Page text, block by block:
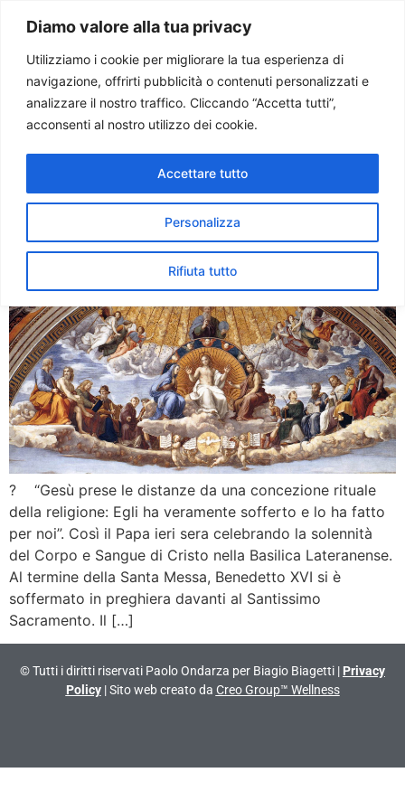
Diamo valore alla tua privacy
Utilizziamo i cookie per migliorare la tua esperienza di
navigazione, offrirti pubblicità o contenuti personalizzati e
analizzare il nostro traffico. Cliccando “Accetta tutti”,
acconsenti al nostro utilizzo dei cookie.
Personalizza
Rifiuta tutto
Accettare tutto
Paolo Ondarza
Tag:santissimo
Festa del Corpus Domini. Il
Papa: Gesù trasforma
l’estrema ingiustizia in atto
supremo di amore
? “Gesù prese le distanze da una concezione rituale
della religione: Egli ha veramente sofferto e lo ha fatto
per noi”. Così il Papa ieri sera celebrando la solennità
del Corpo e Sangue di Cristo nella Basilica Lateranense.
Al termine della Santa Messa, Benedetto XVI si è
soffermato in preghiera davanti al Santissimo
Sacramento. Il […]
© Tutti i diritti riservati Paolo Ondarza per Biagio Biagetti | Privacy
Policy| Sito web creato da Creo Group™ Wellness